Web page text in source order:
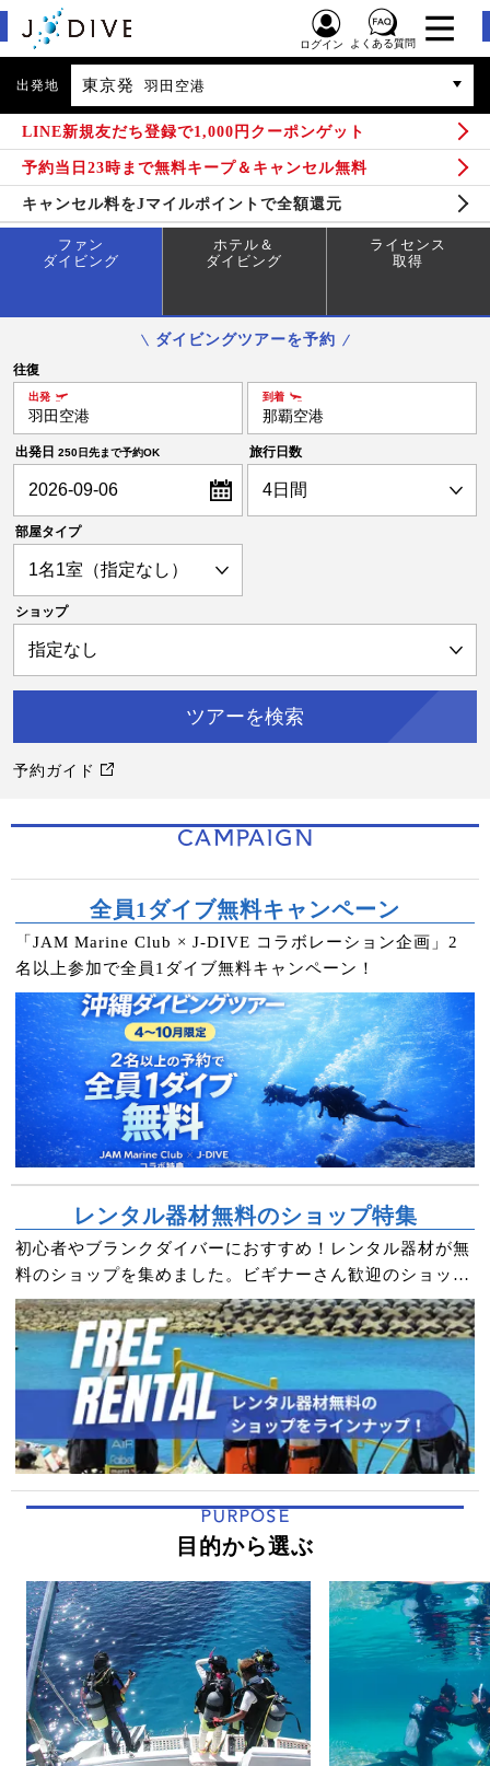
ログイン よくある質問
出発地 東京発 羽田空港
LINE新規友だち登録で1,000円クーポンゲット
予約当日23時まで無料キープ＆キャンセル無料
キャンセル料をJマイルポイントで全額還元
ファン
ダイビング
ホテル＆
ダイビング
ライセンス
取得
ダイビングツアーを予約
出発日 250日先まで予約OK
2026-09-06
旅行日数
部屋タイプ
往復
出発
羽田空港
到着
那覇空港
ショップ
予約ガイド
CAMPAIGN
全員1ダイブ無料キャンペーン
「JAM Marine Club × J-DIVE コラボレーション企画」2
名以上参加で全員1ダイブ無料キャンペーン！
レンタル器材無料のショップ特集
初心者やブランクダイバーにおすすめ！レンタル器材が無
料のショップを集めました。ビギナーさん歓迎のショップ
が多いので安心してダイビングを楽しめる！
PURPOSE
目的から選ぶ